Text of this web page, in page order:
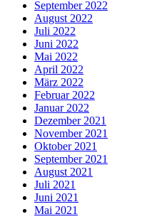
September 2022
August 2022
Juli 2022
Juni 2022
Mai 2022
April 2022
März 2022
Februar 2022
Januar 2022
Dezember 2021
November 2021
Oktober 2021
September 2021
August 2021
Juli 2021
Juni 2021
Mai 2021